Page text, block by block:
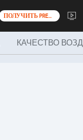
ПОЛУЧИТЬ PREMIUM+
КАЧЕСТВО